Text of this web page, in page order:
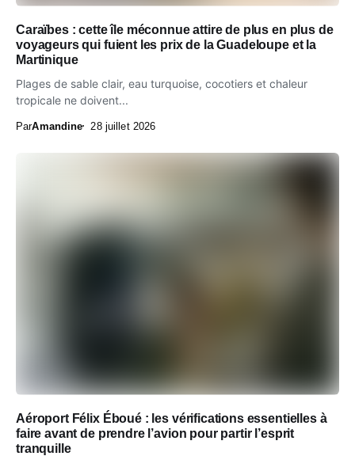
Caraïbes : cette île méconnue attire de plus en plus de
voyageurs qui fuient les prix de la Guadeloupe et la
Martinique
Plages de sable clair, eau turquoise, cocotiers et chaleur
tropicale ne doivent...
ParAmandine 28 juillet 2026
Aéroport Félix Éboué : les vérifications essentielles à
faire avant de prendre l’avion pour partir l’esprit
tranquille